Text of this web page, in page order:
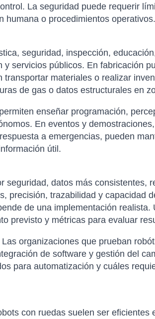
La seguridad puede requerir
humana o procedimientos operativos.
seguridad, inspección,
servicios públicos. En fabricación
materiales o realizar
de gas o datos estructurales en
enseñar programación,
En eventos y
a emergencias, pueden
útil.
seguridad, datos más consistentes,
precisión, trazabilidad y capacidad
de una implementación realista.
previsto y métricas para evaluar
organizaciones que prueban
de software y gestión del
para automatización y cuáles
con ruedas suelen ser eficientes